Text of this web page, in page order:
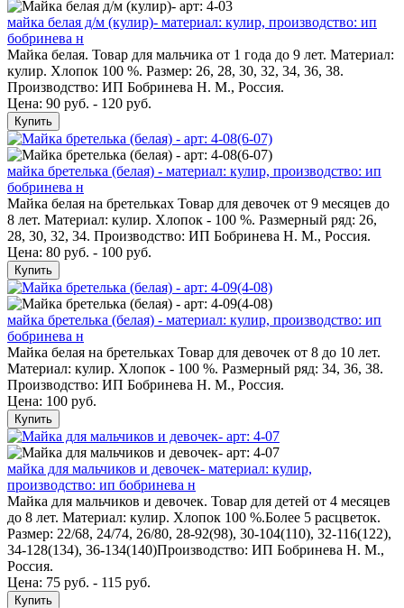
майка белая д/м (кулир)- материал: кулир, производство: ип
бобринева н
Майка белая. Товар для мальчика от 1 года до 9 лет. Материал:
кулир. Хлопок 100 %. Размер: 26, 28, 30, 32, 34, 36, 38.
Производство: ИП Бобринева Н. М., Россия.
Цена: 90 руб. - 120 руб.
Купить
майка бретелька (белая) - материал: кулир, производство: ип
бобринева н
Майка белая на бретельках Товар для девочек от 9 месяцев до
8 лет. Материал: кулир. Хлопок - 100 %. Размерный ряд: 26,
28, 30, 32, 34. Производство: ИП Бобринева Н. М., Россия.
Цена: 80 руб. - 100 руб.
Купить
майка бретелька (белая) - материал: кулир, производство: ип
бобринева н
Майка белая на бретельках Товар для девочек от 8 до 10 лет.
Материал: кулир. Хлопок - 100 %. Размерный ряд: 34, 36, 38.
Производство: ИП Бобринева Н. М., Россия.
Цена: 100 руб.
Купить
майка для мальчиков и девочек- материал: кулир,
производство: ип бобринева н
Майка для мальчиков и девочек. Товар для детей от 4 месяцев
до 8 лет. Материал: кулир. Хлопок 100 %.Более 5 расцветок.
Размер: 22/68, 24/74, 26/80, 28-92(98), 30-104(110), 32-116(122),
34-128(134), 36-134(140)Производство: ИП Бобринева Н. М.,
Россия.
Цена: 75 руб. - 115 руб.
Купить